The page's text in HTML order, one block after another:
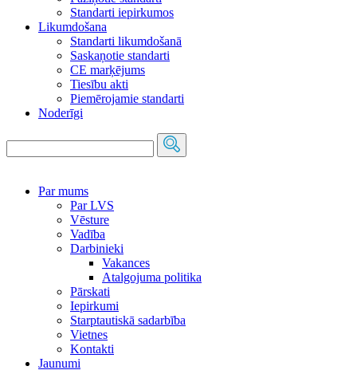
Standarti iepirkumos
Likumdošana
Standarti likumdošanā
Saskaņotie standarti
CE marķējums
Tiesību akti
Piemērojamie standarti
Noderīgi
Par mums
Par LVS
Vēsture
Vadība
Darbinieki
Vakances
Atalgojuma politika
Pārskati
Iepirkumi
Starptautiskā sadarbība
Vietnes
Kontakti
Jaunumi